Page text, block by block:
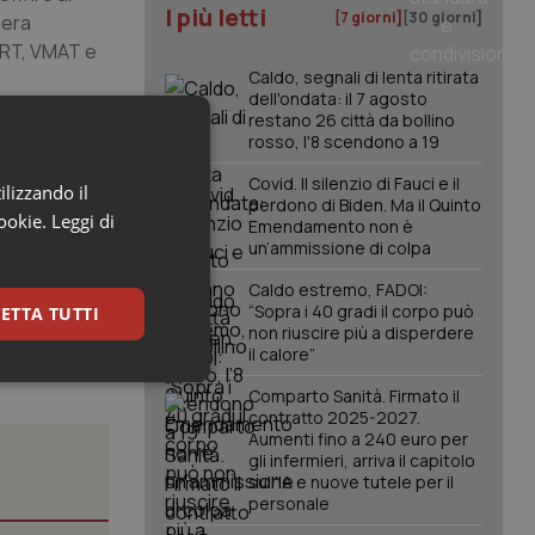
VMAT e
–
I più letti [7 giorni] [30 giorni]
Caldo, segnali di lenta ritirata
dell'ondata: il 7 agosto
restano 26 città da bollino
rosso, l'8 scendono a 19
Covid. Il silenzio di Fauci e il
perdono di Biden. Ma il Quinto
Emendamento non è
un’ammissione di colpa
Caldo estremo, FADOI:
“Sopra i 40 gradi il corpo può
non riuscire più a disperdere
il calore”
Comparto Sanità. Firmato il
contratto 2025-2027.
Aumenti fino a 240 euro per
gli infermieri, arriva il capitolo
sull'IA e nuove tutele per il
personale
il
Leggi di
TUTTI